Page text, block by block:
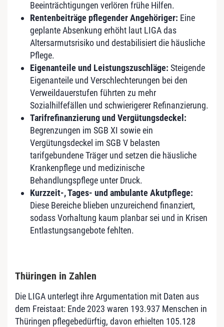
Beeinträchtigungen verlören frühe Hilfen.
Rentenbeiträge pflegender Angehöriger: Eine
geplante Absenkung erhöht laut LIGA das
Altersarmutsrisiko und destabilisiert die häusliche
Pflege.
Eigenanteile und Leistungszuschläge: Steigende
Eigenanteile und Verschlechterungen bei den
Verweildauerstufen führten zu mehr
Sozialhilfefällen und schwierigerer Refinanzierung.
Tarifrefinanzierung und Vergütungsdeckel:
Begrenzungen im SGB XI sowie ein
Vergütungsdeckel im SGB V belasten
tarifgebundene Träger und setzen die häusliche
Krankenpflege und medizinische
Behandlungspflege unter Druck.
Kurzzeit-, Tages- und ambulante Akutpflege:
Diese Bereiche blieben unzureichend finanziert,
sodass Vorhaltung kaum planbar sei und in Krisen
Entlastungsangebote fehlten.
Thüringen in Zahlen
Die LIGA unterlegt ihre Argumentation mit Daten aus
dem Freistaat: Ende 2023 waren 193.937 Menschen in
Thüringen pflegebedürftig, davon erhielten 105.128